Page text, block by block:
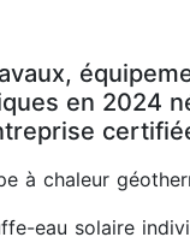
en 2024
à chaleur
eau solaire